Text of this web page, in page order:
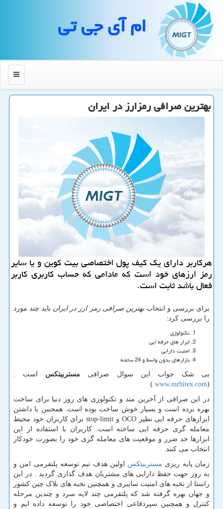
ام آی جی تی
منو
بهترین صرافی رمزارز در ایران
هركاربر دارای یك كیف پول اختصاصی بیت كوین و یا سایر
رمز ارزهای خود است كه مادامی كه حساب كاربری كاربر
فعال باشد ثابت است.
برای بررسی و انتخاببهترین صرافی رمز ارز در ایران باید چند مورد
را بررسی کرد:
تکنولوژی
ابزار های حرفه ایی
امنیت دارایی
بازارهای بدون واسط و 24 ساعته
بی شک جواب این سوال صرافی مستربیتکس است .
(
www.mrbitex.com
)
در این صرافی از آخرین متد و تکنولوزی های روز دنیا برای ساخت
بهره برده است و بسیار خوش ساخت بوده است. همجنین با داشتن
ابزارهای حرفه ایی نظیرOCO و stop-limitبرای کاربران خود محیط
معامله گری حرفه ایی ساخته است. کاربران با استفاده از این
ابزارها خد ضرر و موقعیت های معامله گری خود را بصورت خودکار
انتخاب می کنند.
زمان پایه ریزی مستربیتکس اولین هدف تیم توسعه پلتفرمی امن و
به روز جهت حفظ دارایی های مشتریان هدف گذاری گردید . در این
راستا از نخبه های امنیت سایبری و همچنین نخبه های بلاک چین کشور
و جهان بهره گرفته شد که پلتفرمی چند لایه سرد و چندین مرحله
کنترل و همچنین سپردفاعی اختصاصی خود را توسعه داده ایم و